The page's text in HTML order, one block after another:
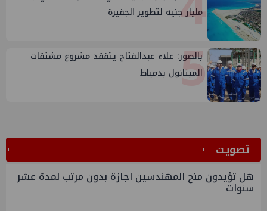
مليار جنيه لتطوير الجفيرة
5
بالصور: علاء عبدالفتاح يتفقد مشروع مشتقات
الميثانول بدمياط
ﺗﺼﻮﻳﺖ
هل تؤيدون منح المهندسين اجازة بدون مرتب لمدة عشر
سنوات